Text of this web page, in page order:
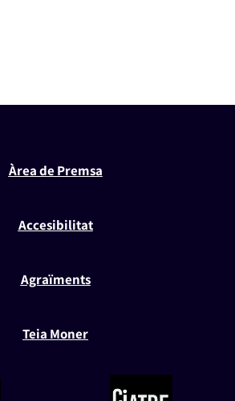
Àrea de Premsa
Accesibilitat
Agraïments
Teia Moner